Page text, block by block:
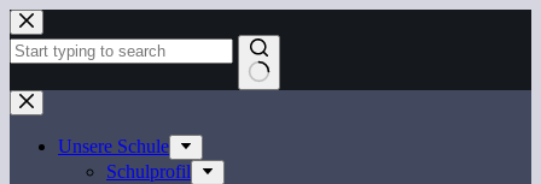
Zum
Inhalt
springen
Keine
Ergebnisse
Unsere Schule
Schulprofil